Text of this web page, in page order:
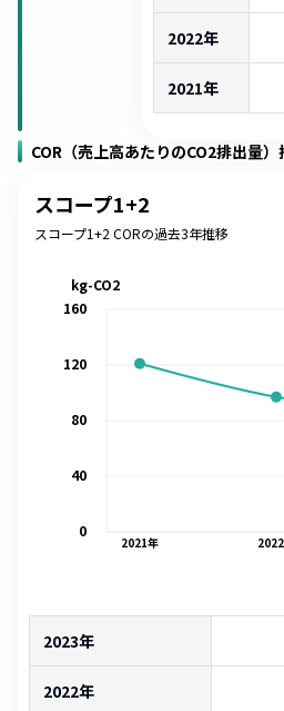
2022年
2021年
COR（売上高あたりのCO2排出量）
スコープ1+2
スコープ1+2 CORの過去3年推移
2021年 2022
0
40
80
120
160
kg-CO2
2023年
2022年